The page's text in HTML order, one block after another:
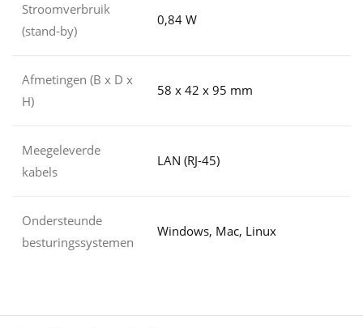
Stroomverbruik
(stand-by)
0,84 W
Afmetingen (B x D x
H)
58 x 42 x 95 mm
Meegeleverde
kabels
LAN (RJ-45)
Ondersteunde
besturingssystemen
Windows, Mac, Linux